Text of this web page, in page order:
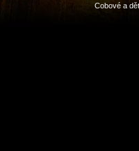
Cobové a